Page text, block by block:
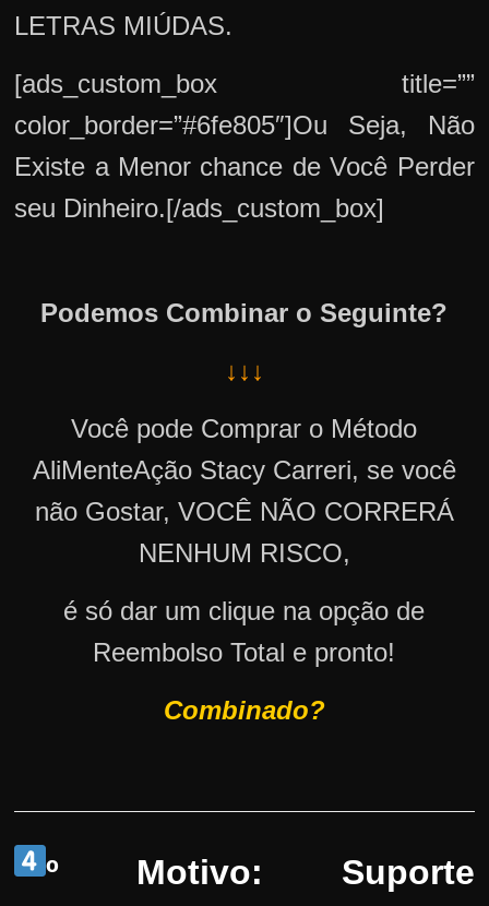
LETRAS MIÚDAS.
[ads_custom_box title=””
color_border=”#6fe805″]Ou Seja, Não
Existe a Menor chance de Você Perder
seu Dinheiro.[/ads_custom_box]
Podemos Combinar o Seguinte?
↓↓↓
Você pode Comprar o Método
AliMenteAção Stacy Carreri, se você
não Gostar, VOCÊ NÃO CORRERÁ
NENHUM RISCO,
é só dar um clique na opção de
Reembolso Total e pronto!
Combinado?
º Motivo: Suporte